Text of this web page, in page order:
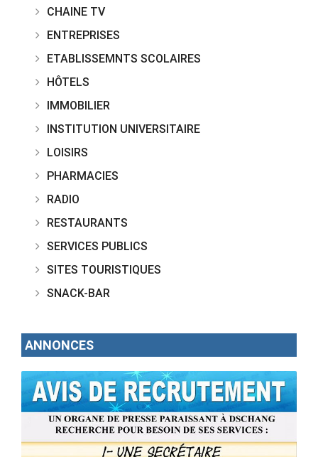
CHAINE TV
ENTREPRISES
ETABLISSEMNTS SCOLAIRES
HÔTELS
IMMOBILIER
INSTITUTION UNIVERSITAIRE
LOISIRS
PHARMACIES
RADIO
RESTAURANTS
SERVICES PUBLICS
SITES TOURISTIQUES
SNACK-BAR
ANNONCES